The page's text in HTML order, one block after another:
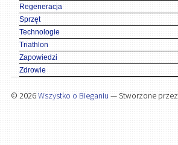
Regeneracja
Sprzęt
Technologie
Triathlon
Zapowiedzi
Zdrowie
© 2026Wszystko o Bieganiu — Stworzone przez